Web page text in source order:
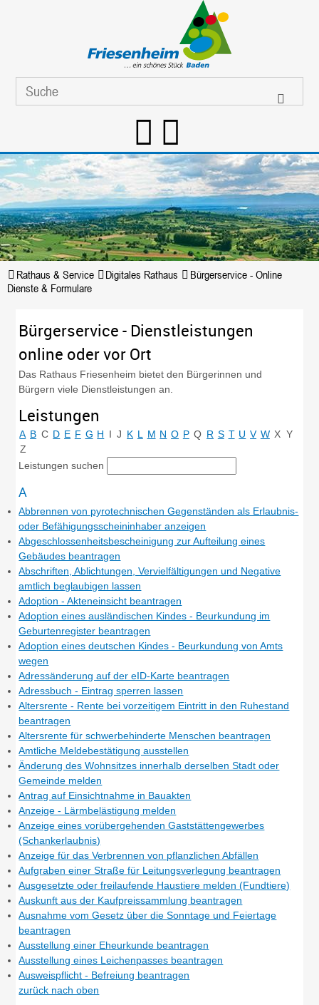
Rathaus & Service Digitales Rathaus
Bürgerservice - Online
Dienste & Formulare
Bürgerservice - Dienstleistungen
online oder vor Ort
Das Rathaus Friesenheim bietet den Bürgerinnen und
Bürgern viele Dienstleistungen an.
Leistungen
A B C D E F G H I J K L M N O P Q R S T U V W X Y
Z
Leistungen suchen
A
Abbrennen von pyrotechnischen Gegenständen als Erlaubnis-
oder Befähigungsscheininhaber anzeigen
Abgeschlossenheitsbescheinigung zur Aufteilung eines
Gebäudes beantragen
Abschriften, Ablichtungen, Vervielfältigungen und Negative
amtlich beglaubigen lassen
Adoption - Akteneinsicht beantragen
Adoption eines ausländischen Kindes - Beurkundung im
Geburtenregister beantragen
Adoption eines deutschen Kindes - Beurkundung von Amts
wegen
Adressänderung auf der eID-Karte beantragen
Adressbuch - Eintrag sperren lassen
Altersrente - Rente bei vorzeitigem Eintritt in den Ruhestand
beantragen
Altersrente für schwerbehinderte Menschen beantragen
Amtliche Meldebestätigung ausstellen
Änderung des Wohnsitzes innerhalb derselben Stadt oder
Gemeinde melden
Antrag auf Einsichtnahme in Bauakten
Anzeige - Lärmbelästigung melden
Anzeige eines vorübergehenden Gaststättengewerbes
(Schankerlaubnis)
Anzeige für das Verbrennen von pflanzlichen Abfällen
Aufgraben einer Straße für Leitungsverlegung beantragen
Ausgesetzte oder freilaufende Haustiere melden (Fundtiere)
Auskunft aus der Kaufpreissammlung beantragen
Ausnahme vom Gesetz über die Sonntage und Feiertage
beantragen
Ausstellung einer Eheurkunde beantragen
Ausstellung eines Leichenpasses beantragen
Ausweispflicht - Befreiung beantragen
zurück nach oben